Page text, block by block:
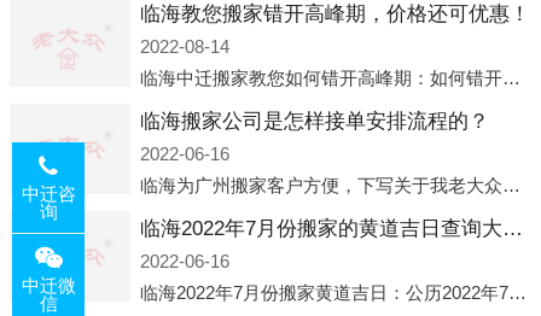
临海教您搬家错开高峰期，价格还可优惠！
2022-08-14
临海中迁搬家教您如何错开高峰期：如何错开高峰期搬家，中迁搬家做了一些电话数据统计和分析，发现市民中午2点左右访问网站的人是最多的，电话咨询是早上9点左右是最多的，预约搬家周六和周日是最多的，网上QQ微
临海搬家公司是怎样接单安排流程的？
2022-06-16
临海为广州搬家客户方便，下写关于我老大众搬家公司接单的流程，九条给搬家朋友参考，了解搬家公司工序，免去搬家时的没有准备好的工作，给您及时快速的搬好家。一．电话咨询：专人接待客户电话咨询，初步了解客户搬 家
临海2022年7月份搬家的黄道吉日查询大全一览表哪天适合搬家好日子
2022-06-16
临海2022年7月份搬家黄道吉日：公历2022年7月6日 农历六月初八 星期三 冲虎(甲寅)公历2022年7月12日 农历六月十四 星期二 冲猴(庚申)公历2022年7月13日 农历六月十五 星期三 冲鸡
中迁咨
询
中迁微
信